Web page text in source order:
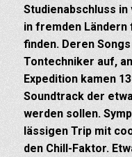
Studienabschluss
in fremden
finden. Deren
Tontechniker auf,
Expedition kamen
Soundtrack der
werden sollen.
lässigen Trip mit
den Chill-Faktor.